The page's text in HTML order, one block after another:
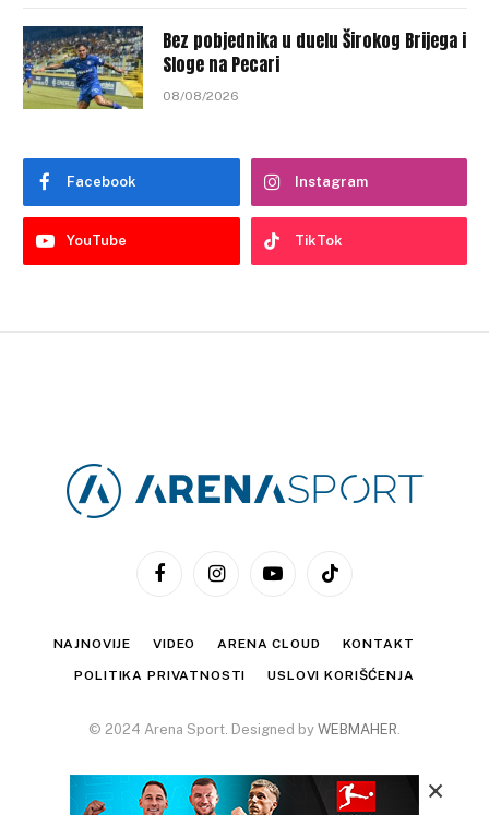
Bez pobjednika u duelu Širokog Brijega i
Sloge na Pecari
08/08/2026
Facebook Instagram
YouTube TikTok
FacebookInstagramYouTubeTikTok
NAJNOVIJE VIDEO ARENA CLOUD KONTAKT
POLITIKA PRIVATNOSTI USLOVI KORIŠĆENJA
© 2024 Arena Sport. Designed by WEBMAHER.
×